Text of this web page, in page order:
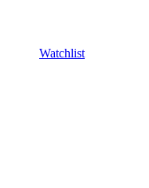
Watchlist